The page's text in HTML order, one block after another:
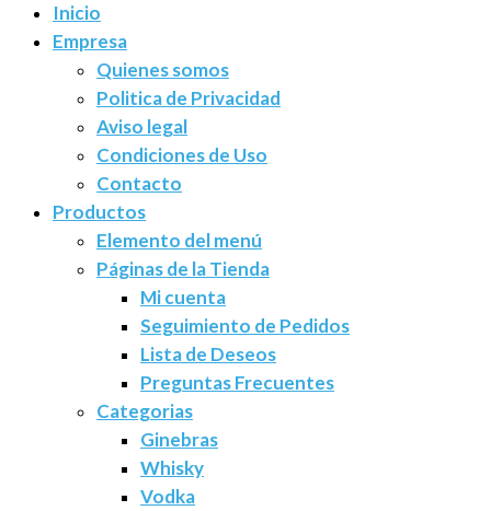
Inicio
Empresa
Quienes somos
Politica de Privacidad
Aviso legal
Condiciones de Uso
Contacto
Productos
Elemento del menú
Páginas de la Tienda
Mi cuenta
Seguimiento de Pedidos
Lista de Deseos
Preguntas Frecuentes
Categorias
Ginebras
Whisky
Vodka